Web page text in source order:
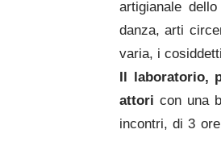
artigianale
danza, arti
varia, i
Il laboratorio,
attoricon una
incontri, di 3